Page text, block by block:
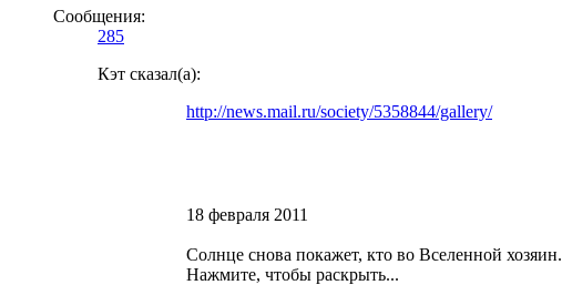
Сообщения:
285
Кэт сказал(а):
http://news.mail.ru/society/5358844/gallery/
18 февраля 2011
Солнце снова покажет, кто во Вселенной хозяин.
Нажмите, чтобы раскрыть...